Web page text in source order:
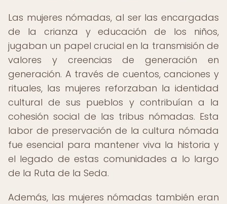
Las mujeres nómadas, al ser las encargadas
de la crianza y educación de los niños,
jugaban un papel crucial en la transmisión de
valores y creencias de generación en
generación. A través de cuentos, canciones y
rituales, las mujeres reforzaban la identidad
cultural de sus pueblos y contribuían a la
cohesión social de las tribus nómadas. Esta
labor de preservación de la cultura nómada
fue esencial para mantener viva la historia y
el legado de estas comunidades a lo largo
de la Ruta de la Seda.
Además, las mujeres nómadas también eran